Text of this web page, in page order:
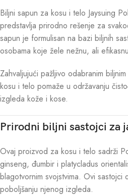
Biljni sapun za kosu i telo Jaysuing
predstavlja prirodno rešenje za
sapun je formulisan na bazi biljnih
osobama koje žele nežnu, ali
Zahvaljujući pažljivo odabranim
kosu i telo pomaže u održavanju
izgleda kože i kose.
Prirodni biljni sastojci za
Ovaj proizvod za kosu i telo sadrži
ginseng, đumbir i platycladus
blagotvornim svojstvima. Ovi sastojci
poboljšanju njenog izgleda.